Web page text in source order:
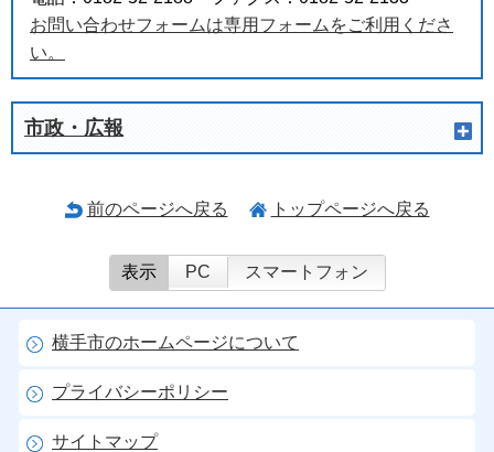
お問い合わせフォームは専用フォームをご利用くださ
い。
市政・広報
前のページへ戻る トップページへ戻る
表示 PC スマートフォン
横手市のホームページについて
プライバシーポリシー
サイトマップ